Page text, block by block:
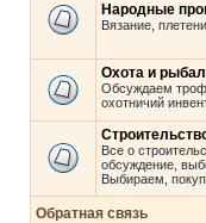
Народные
Вязание,
Охота и
Обсуждаем
охотничий
Все о
обсуждение,
Выбираем,
Обратная связь